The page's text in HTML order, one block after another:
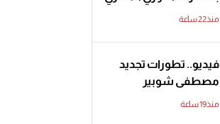
منذ22 ساعة
فيديو.. تطورات تجديد
مصطفى شوبير
منذ19 ساعة